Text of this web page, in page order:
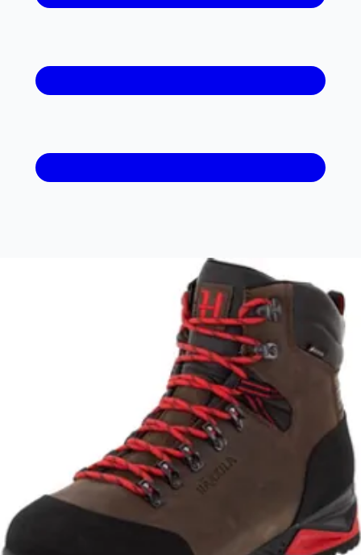
· spar op til110kr
Härkila Forest Hunter Mid GTX er robuste jagtstøvler
fremstillet i kvalitetslæder med forstærkede syninger.
De har en vandtæt GORE-TEX membran og en
mellemstiv sål, der sikrer god støtte og komfort, ideel til
krævende jagtoplevelser.
Härkila Forest Hunter Mid GTX koster lige nu 2.189 kr.
Den laveste pris, der nogensinde er registreret - ca. 4,8
% lavere end den højeste registrerede pris på 2.299 kr.
Vores prishistorik bygger på 101 prisobservationer, hvor
prisen har bevæget sig mellem 2.189 kr (07. marts 2026)
og 2.299 kr (01. marts 2026).